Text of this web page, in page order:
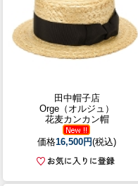
田中帽子店
Orge（オルジュ）
花麦カンカン帽
価格16,500円(税込)